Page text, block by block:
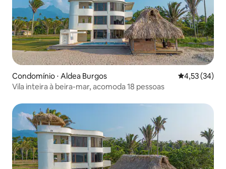
Condomínio ⋅ Aldea Burgos 4,53 de uma
4,53 (34)
Vila inteira à beira-mar, acomoda 18 pessoas